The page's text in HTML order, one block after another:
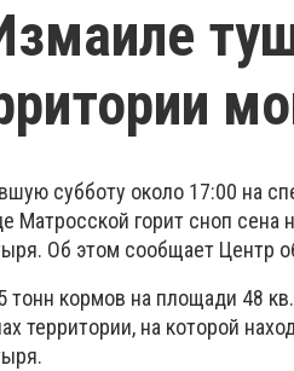
субботу около 17:00 на
Матросской горит сноп
Об этом сообщает Центр
тонн кормов на площади 48
территории, на которой